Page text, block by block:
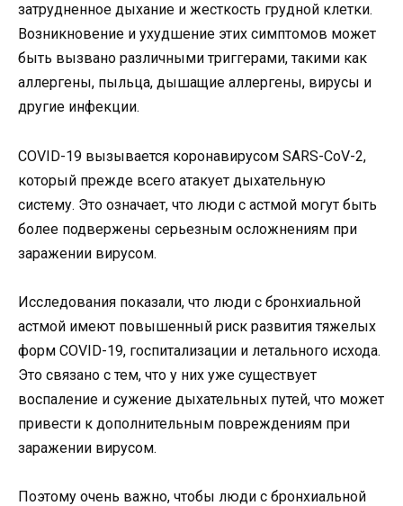
затрудненное дыхание и жесткость грудной клетки.
Возникновение и ухудшение этих симптомов может
быть вызвано различными триггерами, такими как
аллергены, пыльца, дышащие аллергены, вирусы и
другие инфекции.
COVID-19 вызывается коронавирусом SARS-CoV-2,
который прежде всего атакует дыхательную
систему. Это означает, что люди с астмой могут быть
более подвержены серьезным осложнениям при
заражении вирусом.
Исследования показали, что люди с бронхиальной
астмой имеют повышенный риск развития тяжелых
форм COVID-19, госпитализации и летального исхода.
Это связано с тем, что у них уже существует
воспаление и сужение дыхательных путей, что может
привести к дополнительным повреждениям при
заражении вирусом.
Поэтому очень важно, чтобы люди с бронхиальной